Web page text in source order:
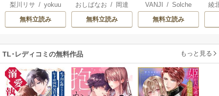
しょうか
梨川リサ /yokuu
無料立読み
こそあなたに殺さ
れたくないんで
す！ ～聖女に嵌め
二度目は串刺し回
避します！～
おしばなお / 岡達
英茉/先崎真琴
無料立読み
てもいい
VANJI /Solche
無料立読み
が
綾
TL･レディコミの無料作品 もっと見る